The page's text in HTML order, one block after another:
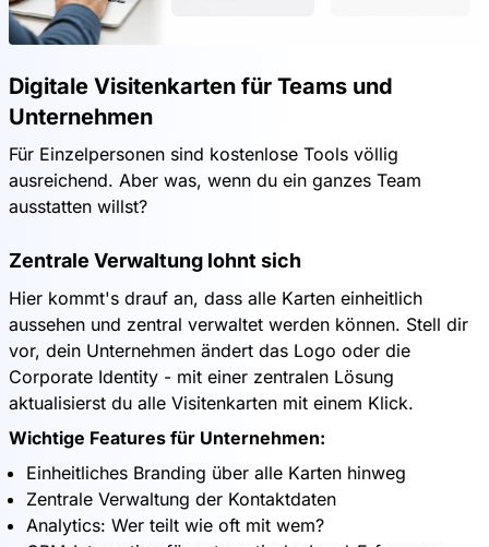
Digitale Visitenkarten für Teams und
Unternehmen
Für Einzelpersonen sind kostenlose Tools völlig
ausreichend. Aber was, wenn du ein ganzes Team
ausstatten willst?
Zentrale Verwaltung lohnt sich
Hier kommt's drauf an, dass alle Karten einheitlich
aussehen und zentral verwaltet werden können. Stell dir
vor, dein Unternehmen ändert das Logo oder die
Corporate Identity - mit einer zentralen Lösung
aktualisierst du alle Visitenkarten mit einem Klick.
Wichtige Features für Unternehmen:
Einheitliches Branding über alle Karten hinweg
Zentrale Verwaltung der Kontaktdaten
Analytics: Wer teilt wie oft mit wem?